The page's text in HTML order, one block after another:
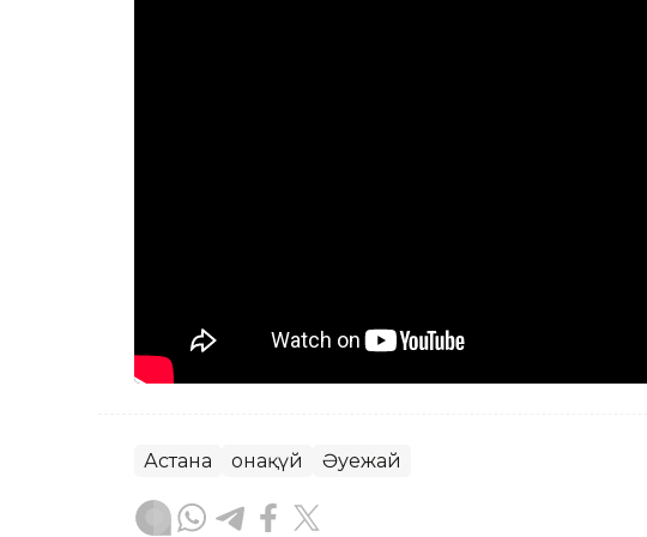
Астана Қонақүй Әуежай